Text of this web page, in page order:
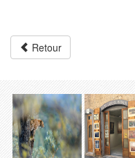
Retour